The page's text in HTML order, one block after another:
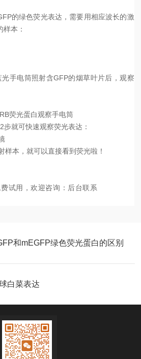
的绿色荧光表达，需要用相应波长的激
本：
手电筒照射含GFP的烟草叶片后，观察
就可快速观察荧光表达：
样本，就可以直接看到荧光啦！
试用 ，欢迎咨询：后台联系
和mEGFP绿色荧光蛋白的区别
白菜表达